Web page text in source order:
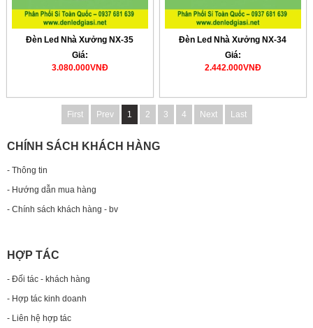
Đèn Led Nhà Xưởng NX-35
Giá:
3.080.000VNĐ
Đèn Led Nhà Xưởng NX-34
Giá:
2.442.000VNĐ
First Prev 1 2 3 4 Next Last
CHÍNH SÁCH KHÁCH HÀNG
- Thông tin
- Hướng dẫn mua hàng
- Chính sách khách hàng - bv
HỢP TÁC
- Đối tác - khách hàng
- Hợp tác kinh doanh
- Liên hệ hợp tác